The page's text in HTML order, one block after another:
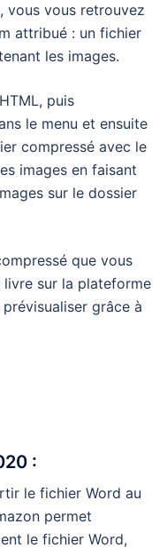
vous vous retrouvez
attribué : un fichier
les images.
puis
le menu et ensuite
compressé avec le
images en faisant
sur le dossier
que vous
sur la plateforme
grâce à
:
le fichier Word au
permet
le fichier Word,